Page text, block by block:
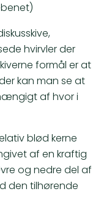
hvirvler der
formål er at
kan man se at
af hvor i
blød kerne
af en kraftig
og nedre del af
den tilhørende